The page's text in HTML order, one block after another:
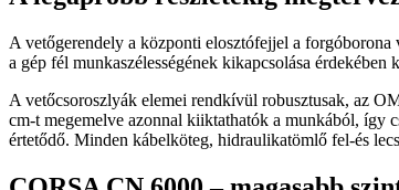
A vetőgerendely a központi elosztófejjel a
a gép fél munkaszélességének kikapcsolása érdekében
A vetőcsoroszlyák elemei rendkívül robusztusak, az
cm-t megemelve azonnal kiiktathatók a munkából, így
értetődő. Minden kábelköteg, hidraulikatömlő fel-és